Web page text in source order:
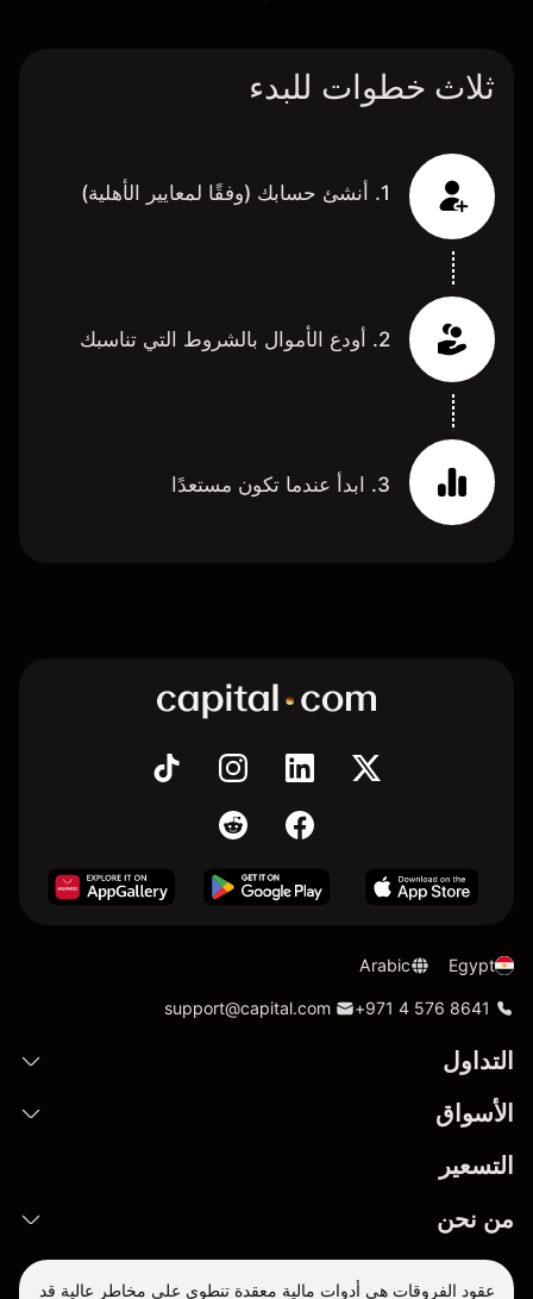
ثلاث خطوات للبدء
1. أنشئ حسابك (وفقًا لمعايير الأهلية)
2. أودع الأموال بالشروط التي تناسبك
3. ابدأ عندما تكون مستعدًا
Egypt
Arabic
+971 4 576 8641
support@capital.com
التداول
الأسواق
التسعير
من نحن
عقود الفروقات هي أدوات مالية معقدة تنطوي على مخاطر عالية قد